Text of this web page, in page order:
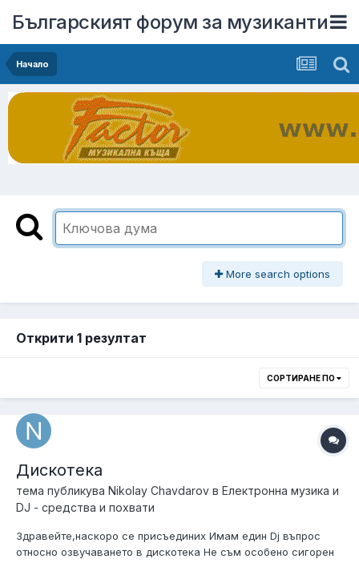
Българският форум за музиканти
Начало
More search options
Открити 1 резултат
СОРТИРАНЕ ПО
Дискотека
тема публикува Nikolay Chavdarov в Електронна музика и
DJ - средства и похвати
Здравейте,наскоро се присъединих Имам един Dj въпрос
относно озвучаването в дискотека Не съм особено сигорен